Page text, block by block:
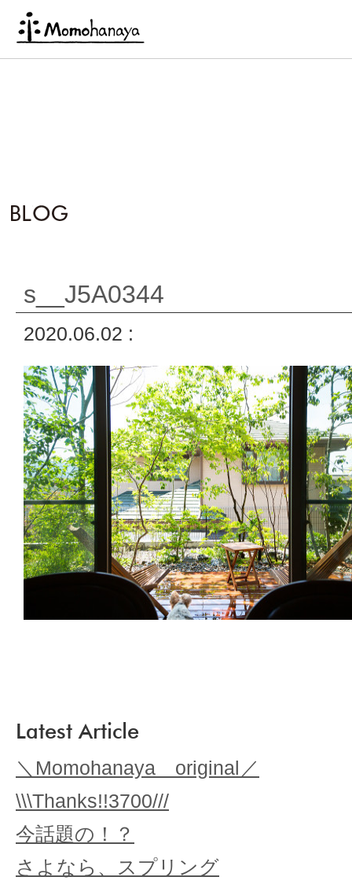
s__J5A0344
2020.06.02 :
Latest Article
＼Momohanaya original／
\\\Thanks!!3700///
今話題の！？
さよなら、スプリング